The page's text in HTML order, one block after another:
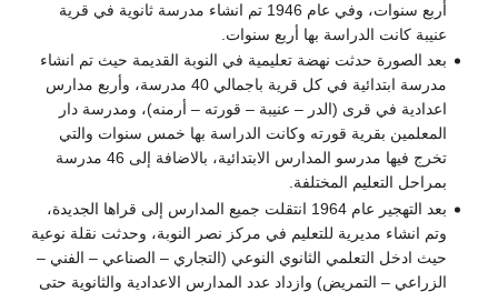
أربع سنوات، وفي عام 1946 تم انشاء مدرسة ثانوية في قرية
عنيبة كانت الدراسة بها أربع سنوات.
بعد الصورة حدثت نهضة تعليمية في النوبة القديمة حيث تم انشاء
مدرسة ابتدائية في كل قرية باجمالي 40 مدرسة، وأربع مدارس
اعدادية في قرى (الدر – عنيبة – قورته – أرمنه)، ومدرسة دار
المعلمين بقرية قورته وكانت الدراسة بها خمس سنوات والتي
تخرج فيها مدرسو المدارس الابتدائية، بالاضافة إلى 46 مدرسة
بمراحل التعليم المختلفة.
بعد التهجير عام 1964 انتقلت جميع المدارس إلى قراها الجديدة،
وتم انشاء مديرية للتعليم في مركز نصر النوبة، وحدثت نقلة نوعية
حيث ادخل التعلمي الثانوي النوعي (التجاري – الصناعي – الفني –
الزراعي – التمريض) وازداد عدد المدارس الاعدادية والثانوية حتى